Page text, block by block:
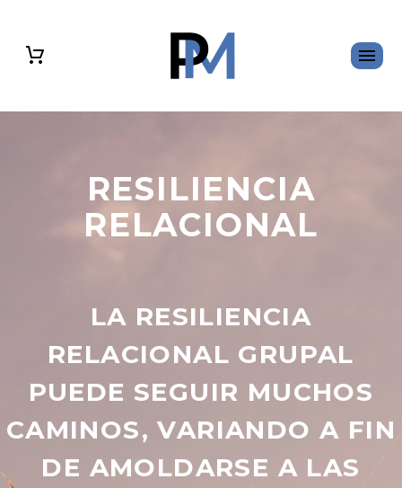
RESILIENCIA
RELACIONAL
LA RESILIENCIA
RELACIONAL GRUPAL
PUEDE SEGUIR MUCHOS
CAMINOS, VARIANDO A FIN
DE AMOLDARSE A LAS